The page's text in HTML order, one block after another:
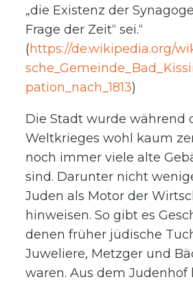
„die Existenz der
Frage der Zeit“ sei.“
(https://de.wikipedia.org/
pation_nach_1813)
Die Stadt wurde während
Weltkrieges wohl kaum
noch immer viele alte
sind. Darunter nicht
Juden als Motor der
hinweisen. So gibt es
denen früher jüdische
Juweliere, Metzger und
waren. Aus dem Judenhof